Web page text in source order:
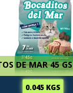
DE MAR 45 GS
0.045 KGS